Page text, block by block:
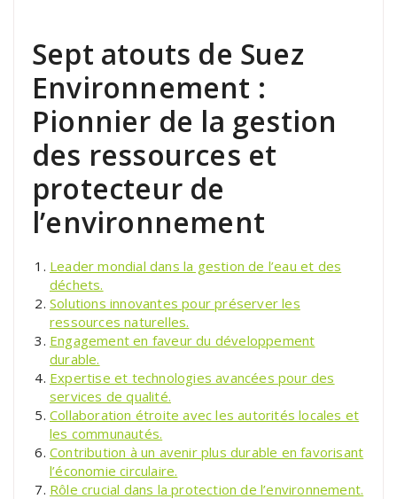
Sept atouts de Suez
Environnement :
Pionnier de la gestion
des ressources et
protecteur de
l’environnement
Leader mondial dans la gestion de l’eau et des
déchets.
Solutions innovantes pour préserver les
ressources naturelles.
Engagement en faveur du développement
durable.
Expertise et technologies avancées pour des
services de qualité.
Collaboration étroite avec les autorités locales et
les communautés.
Contribution à un avenir plus durable en favorisant
l’économie circulaire.
Rôle crucial dans la protection de l’environnement.